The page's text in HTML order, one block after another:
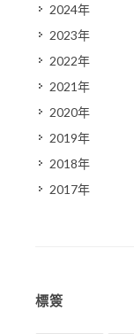
2024年
2023年
2022年
2021年
2020年
2019年
2018年
2017年
標簽